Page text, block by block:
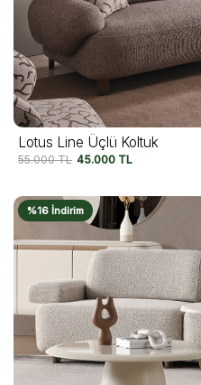
Lotus Line Üçlü Koltuk
55.000TL 45.000 TL
%16 İndirim